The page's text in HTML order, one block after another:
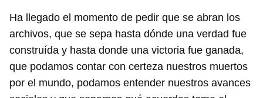
Ha llegado el momento de pedir que se abran los
archivos, que se sepa hasta dónde una verdad fue
construída y hasta donde una victoria fue ganada,
que podamos contar con certeza nuestros muertos
por el mundo, podamos entender nuestros avances